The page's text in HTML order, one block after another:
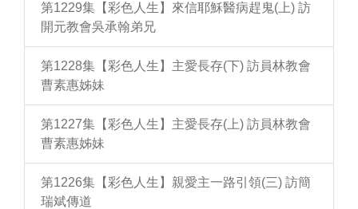
第1229集【彩色人生】來信耶穌醫病趕鬼(上) 訪
開元教會吳承翰弟兄
第1228集【彩色人生】主愛長存(下) 訪員林教會
曹素惠姊妹
第1227集【彩色人生】主愛長存(上) 訪員林教會
曹素惠姊妹
第1226集【彩色人生】親愛主一路引領(三) 訪簡
瑞斌傳道